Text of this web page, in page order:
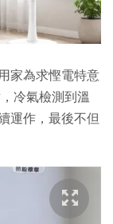
家為求慳電特意
冷氣檢測到溫
運作，最後不但